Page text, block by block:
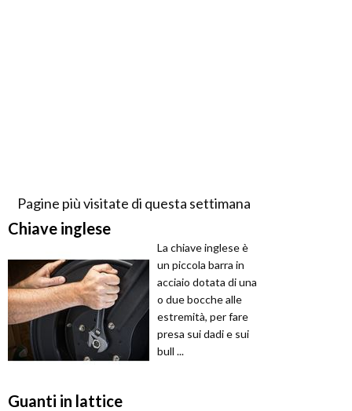
Pagine più visitate di questa settimana
Chiave inglese
La chiave inglese è
un piccola barra in
acciaio dotata di una
o due bocche alle
estremità, per fare
presa sui dadi e sui
bull ...
Guanti in lattice